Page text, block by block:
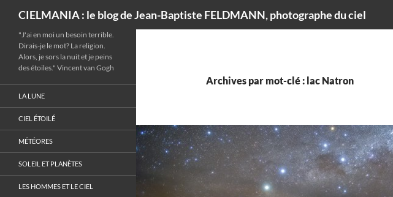
CIELMANIA : le blog de Jean-Baptiste FELDMANN, photographe du ciel
Archives par mot-clé : lac Natron
"J'ai en moi un besoin terrible.
Dirais-je le mot? La religion.
Alors, je sors la nuit et je peins
des étoiles." Vincent van Gogh
LA LUNE
CIEL ÉTOILÉ
MÉTÉORES
SOLEIL ET PLANÈTES
LES HOMMES ET LE CIEL